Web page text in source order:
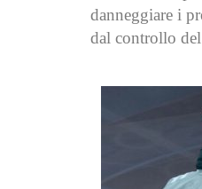
danneggiare i
dal controllo